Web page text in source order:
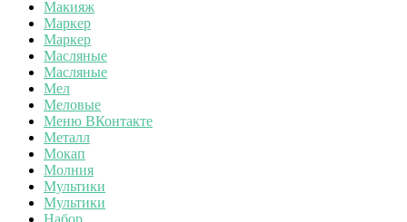
Макияж
Маркер
Маркер
Масляные
Масляные
Мел
Меловые
Меню ВКонтакте
Металл
Мокап
Молния
Мультики
Мультики
Набор